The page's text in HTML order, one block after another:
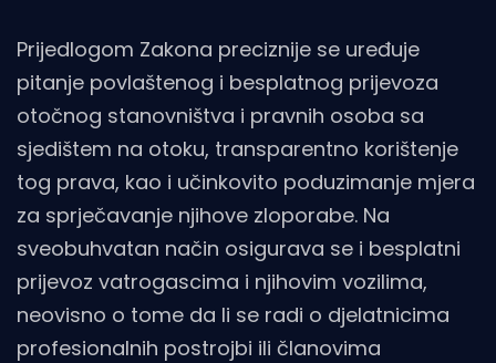
Prijedlogom Zakona preciznije se uređuje
pitanje povlaštenog i besplatnog prijevoza
otočnog stanovništva i pravnih osoba sa
sjedištem na otoku, transparentno korištenje
tog prava, kao i učinkovito poduzimanje mjera
za sprječavanje njihove zloporabe. Na
sveobuhvatan način osigurava se i besplatni
prijevoz vatrogascima i njihovim vozilima,
neovisno o tome da li se radi o djelatnicima
profesionalnih postrojbi ili članovima